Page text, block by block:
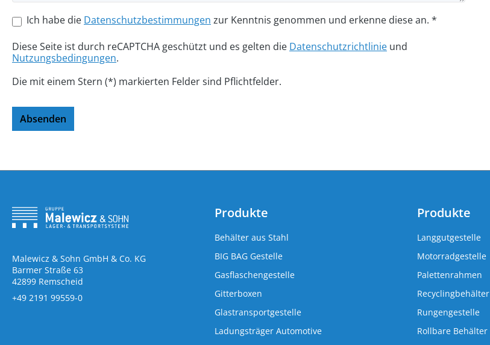
Ich habe die Datenschutzbestimmungen zur Kenntnis genommen und erkenne diese an. *
Diese Seite ist durch reCAPTCHA geschützt und es gelten die Datenschutzrichtlinie und
Nutzungsbedingungen.
Die mit einem Stern (*) markierten Felder sind Pflichtfelder.
Absenden
Malewicz & Sohn GmbH & Co. KG
Barmer Straße 63
42899 Remscheid
+49 2191 99559-0
Produkte
Behälter aus Stahl
BIG BAG Gestelle
Gasflaschengestelle
Gitterboxen
Glastransportgestelle
Ladungsträger Automotive
Produkte
Langgutgestelle
Motorradgestelle
Palettenrahmen
Recyclingbehälter
Rungengestelle
Rollbare Behälter